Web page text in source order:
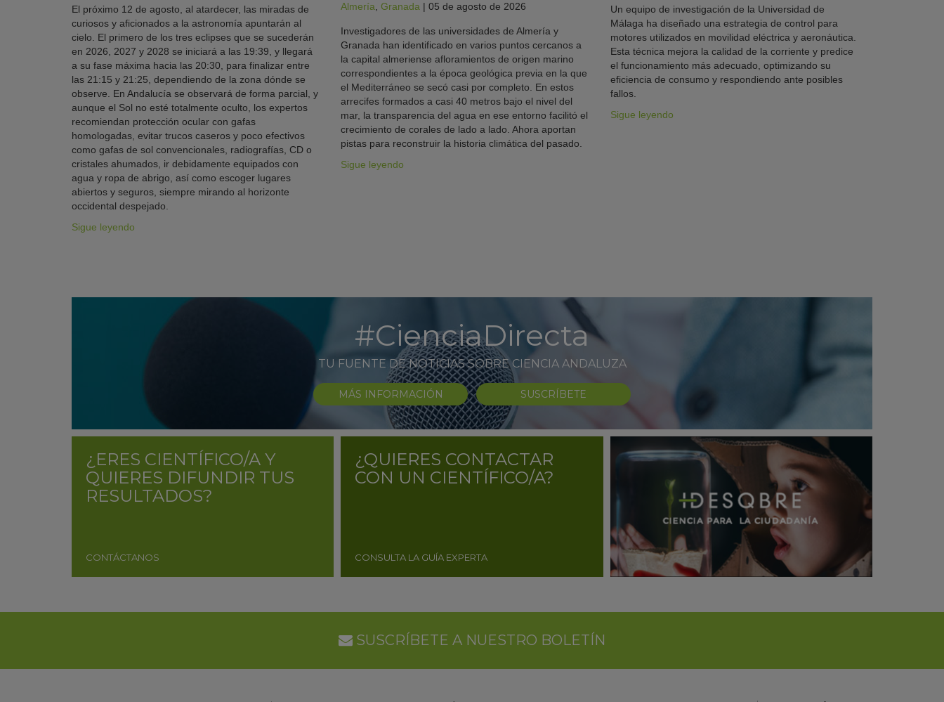
El próximo 12 de agosto, al atardecer, las miradas de
curiosos y aficionados a la astronomía apuntarán al
cielo. El primero de los tres eclipses que se sucederán
en 2026, 2027 y 2028 se iniciará a las 19:39, y llegará
a su fase máxima hacia las 20:30, para finalizar entre
las 21:15 y 21:25, dependiendo de la zona dónde se
observe. En Andalucía se observará de forma parcial, y
aunque el Sol no esté totalmente oculto, los expertos
recomiendan protección ocular con gafas
homologadas, evitar trucos caseros y poco efectivos
como gafas de sol convencionales, radiografías, CD o
cristales ahumados, ir debidamente equipados con
agua y ropa de abrigo, así como escoger lugares
abiertos y seguros, siempre mirando al horizonte
occidental despejado.
Sigue leyendo
Almería ,Granada |05 de agosto de 2026
Investigadores de las universidades de Almería y
Granada han identificado en varios puntos cercanos a
la capital almeriense afloramientos de origen marino
correspondientes a la época geológica previa en la que
el Mediterráneo se secó casi por completo. En estos
arrecifes formados a casi 40 metros bajo el nivel del
mar, la transparencia del agua en ese entorno facilitó el
crecimiento de corales de lado a lado. Ahora aportan
pistas para reconstruir la historia climática del pasado.
Sigue leyendo
Un equipo de investigación de la Universidad de
Málaga ha diseñado una estrategia de control para
motores utilizados en movilidad eléctrica y aeronáutica.
Esta técnica mejora la calidad de la corriente y predice
el funcionamiento más adecuado, optimizando su
eficiencia de consumo y respondiendo ante posibles
fallos.
Sigue leyendo
#CienciaDirecta
TU FUENTE DE NOTICIAS SOBRE CIENCIA ANDALUZA
MÁS INFORMACIÓN SUSCRÍBETE
¿ERES CIENTÍFICO/A Y
QUIERES DIFUNDIR TUS
RESULTADOS?
CONTÁCTANOS
¿QUIERES CONTACTAR
CON UN CIENTÍFICO/A?
CONSULTA LA GUÍA EXPERTA
SUSCRÍBETE A NUESTRO BOLETÍN